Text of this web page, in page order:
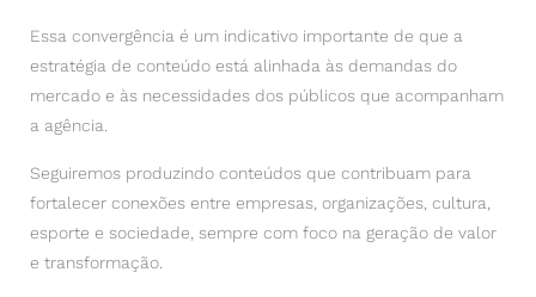
Essa convergência é um indicativo importante de que a
estratégia de conteúdo está alinhada às demandas do
mercado e às necessidades dos públicos que acompanham
a agência.
Seguiremos produzindo conteúdos que contribuam para
fortalecer conexões entre empresas, organizações, cultura,
esporte e sociedade, sempre com foco na geração de valor
e transformação.